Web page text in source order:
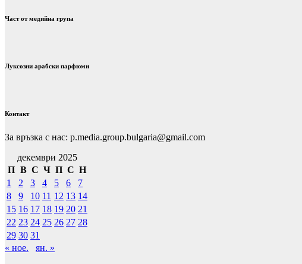
Част от медийна група
Луксозни арабски парфюми
Контакт
За връзка с нас: p.media.group.bulgaria@gmail.com
декември 2025
П В С Ч П С Н
1
2 3 4 5 6
7
8
9 10 11 12 13 14
15 16 17 18 19 20 21
22 23 24 25 26 27 28
29 30 31
« ное.
ян. »